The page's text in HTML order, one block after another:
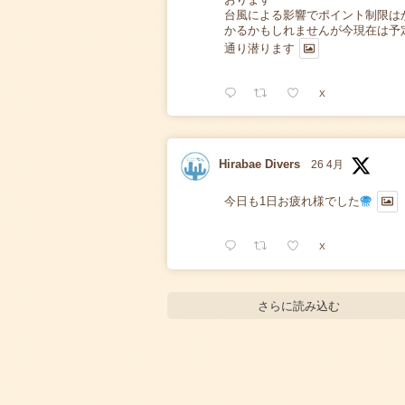
台風による影響でポイント制限は
かるかもしれませんが今現在は予
通り潜ります
X
Hirabae Divers 26 4月
今日も1日お疲れ様でした
X
さらに読み込む